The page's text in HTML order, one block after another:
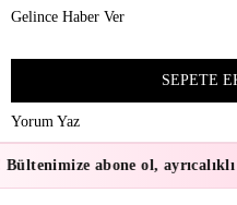
Gelince Haber Ver
Yorum Yaz
abone ol,